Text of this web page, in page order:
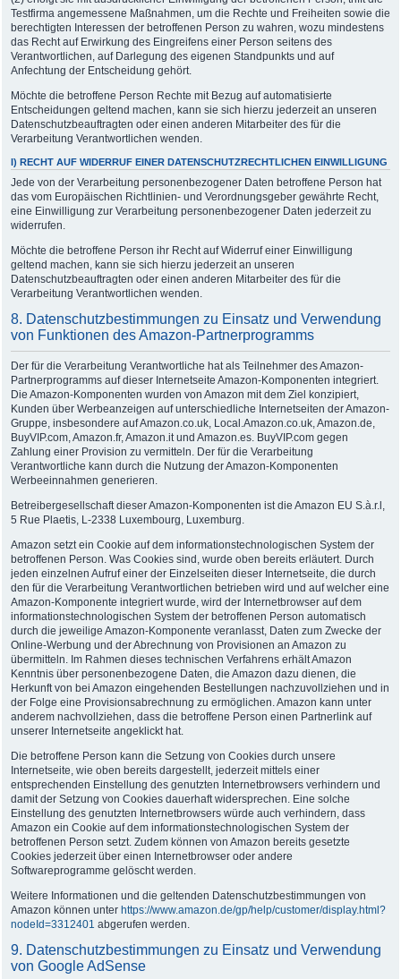
Testfirma angemessene Maßnahmen, um die Rechte und Freiheiten sowie die
berechtigten Interessen der betroffenen Person zu wahren, wozu mindestens
das Recht auf Erwirkung des Eingreifens einer Person seitens des
Verantwortlichen, auf Darlegung des eigenen Standpunkts und auf
Anfechtung der Entscheidung gehört.
Möchte die betroffene Person Rechte mit Bezug auf automatisierte
Entscheidungen geltend machen, kann sie sich hierzu jederzeit an unseren
Datenschutzbeauftragten oder einen anderen Mitarbeiter des für die
Verarbeitung Verantwortlichen wenden.
I) RECHT AUF WIDERRUF EINER DATENSCHUTZRECHTLICHEN EINWILLIGUNG
Jede von der Verarbeitung personenbezogener Daten betroffene Person hat
das vom Europäischen Richtlinien- und Verordnungsgeber gewährte Recht,
eine Einwilligung zur Verarbeitung personenbezogener Daten jederzeit zu
widerrufen.
Möchte die betroffene Person ihr Recht auf Widerruf einer Einwilligung
geltend machen, kann sie sich hierzu jederzeit an unseren
Datenschutzbeauftragten oder einen anderen Mitarbeiter des für die
Verarbeitung Verantwortlichen wenden.
8. Datenschutzbestimmungen zu Einsatz und Verwendung
von Funktionen des Amazon-Partnerprogramms
Der für die Verarbeitung Verantwortliche hat als Teilnehmer des Amazon-
Partnerprogramms auf dieser Internetseite Amazon-Komponenten integriert.
Die Amazon-Komponenten wurden von Amazon mit dem Ziel konzipiert,
Kunden über Werbeanzeigen auf unterschiedliche Internetseiten der Amazon-
Gruppe, insbesondere auf Amazon.co.uk, Local.Amazon.co.uk, Amazon.de,
BuyVIP.com, Amazon.fr, Amazon.it und Amazon.es. BuyVIP.com gegen
Zahlung einer Provision zu vermitteln. Der für die Verarbeitung
Verantwortliche kann durch die Nutzung der Amazon-Komponenten
Werbeeinnahmen generieren.
Betreibergesellschaft dieser Amazon-Komponenten ist die Amazon EU S.à.r.l,
5 Rue Plaetis, L-2338 Luxembourg, Luxemburg.
Amazon setzt ein Cookie auf dem informationstechnologischen System der
betroffenen Person. Was Cookies sind, wurde oben bereits erläutert. Durch
jeden einzelnen Aufruf einer der Einzelseiten dieser Internetseite, die durch
den für die Verarbeitung Verantwortlichen betrieben wird und auf welcher eine
Amazon-Komponente integriert wurde, wird der Internetbrowser auf dem
informationstechnologischen System der betroffenen Person automatisch
durch die jeweilige Amazon-Komponente veranlasst, Daten zum Zwecke der
Online-Werbung und der Abrechnung von Provisionen an Amazon zu
übermitteln. Im Rahmen dieses technischen Verfahrens erhält Amazon
Kenntnis über personenbezogene Daten, die Amazon dazu dienen, die
Herkunft von bei Amazon eingehenden Bestellungen nachzuvollziehen und in
der Folge eine Provisionsabrechnung zu ermöglichen. Amazon kann unter
anderem nachvollziehen, dass die betroffene Person einen Partnerlink auf
unserer Internetseite angeklickt hat.
Die betroffene Person kann die Setzung von Cookies durch unsere
Internetseite, wie oben bereits dargestellt, jederzeit mittels einer
entsprechenden Einstellung des genutzten Internetbrowsers verhindern und
damit der Setzung von Cookies dauerhaft widersprechen. Eine solche
Einstellung des genutzten Internetbrowsers würde auch verhindern, dass
Amazon ein Cookie auf dem informationstechnologischen System der
betroffenen Person setzt. Zudem können von Amazon bereits gesetzte
Cookies jederzeit über einen Internetbrowser oder andere
Softwareprogramme gelöscht werden.
Weitere Informationen und die geltenden Datenschutzbestimmungen von
Amazon können unter https://www.amazon.de/gp/help/customer/display.html?
nodeId=3312401 abgerufen werden.
9. Datenschutzbestimmungen zu Einsatz und Verwendung
von Google AdSense